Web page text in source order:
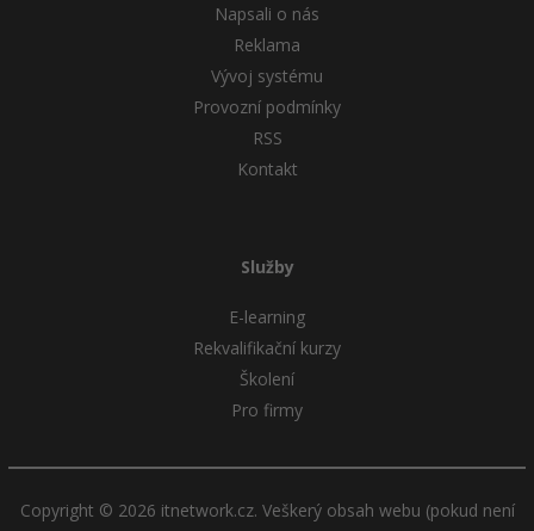
Napsali o nás
Reklama
Vývoj systému
Provozní podmínky
RSS
Kontakt
Služby
E-learning
Rekvalifikační kurzy
Školení
Pro firmy
Copyright © 2026 itnetwork.cz. Veškerý obsah webu (pokud není